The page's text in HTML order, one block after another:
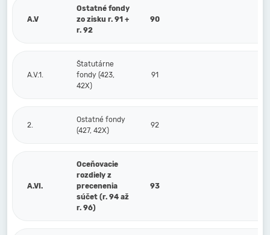
A.V
Ostatné fondy
zo zisku r. 91 +
r. 92
90
A.V.1.
Štatutárne
fondy (423,
42X)
91
2.
Ostatné fondy
(427, 42X)
92
A.VI.
Oceňovacie
rozdiely z
precenenia
súčet (r. 94 až
r. 96)
93